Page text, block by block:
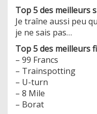
Top 5 des meilleurs
Je traîne aussi peu
je ne sais pas…
Top 5 des meilleurs
– 99 Francs
– Trainspotting
– U-turn
– 8 Mile
– Borat